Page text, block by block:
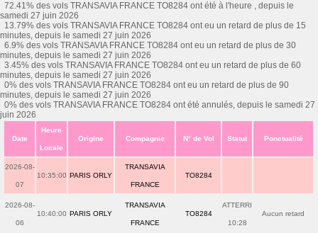
72.41% des vols TRANSAVIA FRANCE TO8284 ont été à l'heure , depuis le
samedi 27 juin 2026
13.79% des vols TRANSAVIA FRANCE TO8284 ont eu un retard de plus de 15
minutes, depuis le samedi 27 juin 2026
6.9% des vols TRANSAVIA FRANCE TO8284 ont eu un retard de plus de 30
minutes, depuis le samedi 27 juin 2026
3.45% des vols TRANSAVIA FRANCE TO8284 ont eu un retard de plus de 60
minutes, depuis le samedi 27 juin 2026
0% des vols TRANSAVIA FRANCE TO8284 ont eu un retard de plus de 90
minutes, depuis le samedi 27 juin 2026
0% des vols TRANSAVIA FRANCE TO8284 ont été annulés, depuis le samedi 27
juin 2026
Date
Heure
Locale
Origine Compagnie N° de Vol Statut Ponctualité
2026-08-
07
10:35:00 PARIS ORLY
TRANSAVIA
FRANCE
TO8284
2026-08-
06
10:40:00 PARIS ORLY
TRANSAVIA
FRANCE
TO8284
ATTERRI
10:28
Aucun retard